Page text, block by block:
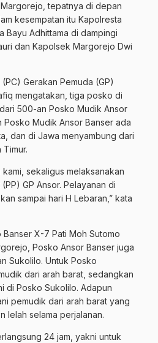
tepatnya di depan
kesempatan itu Kapolresta
Bayu Adhittama di dampingi
dan Kapolsek Margorejo Dwi
Gerakan Pemuda (GP)
mengatakan, tiga posko di
500-an Posko Mudik Ansor
Posko Mudik Ansor Banser ada
dan di Jawa menyambung dari
sekaligus melaksanakan
GP Ansor. Pelayanan di
sampai hari H Lebaran,” kata
X-7 Pati Moh Sutomo
Posko Ansor Banser juga
Sukolilo. Untuk Posko
dari arah barat, sedangkan
di Posko Sukolilo. Adapun
pemudik dari arah barat yang
lelah selama perjalanan.
24 jam, yakni untuk